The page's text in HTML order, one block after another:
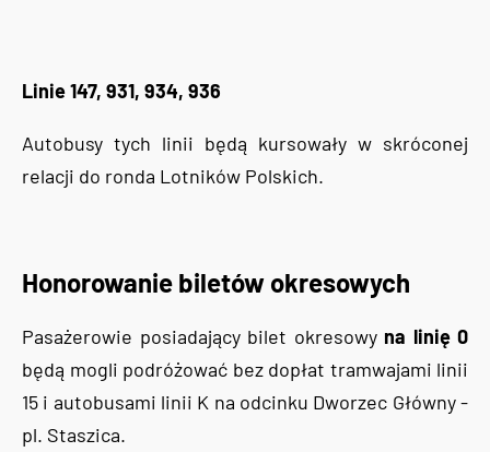
Linie 147, 931, 934, 936
Autobusy tych linii będą kursowały w skróconej
relacji do ronda Lotników Polskich.
Honorowanie biletów okresowych
Pasażerowie posiadający bilet okresowy na linię 0
będą mogli podróżować bez dopłat tramwajami linii
15 i autobusami linii K na odcinku Dworzec Główny -
pl. Staszica.